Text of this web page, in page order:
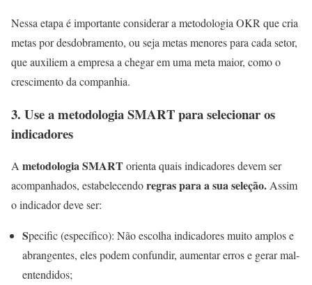
Nessa etapa é importante considerar a metodologia OKR que cria
metas por desdobramento, ou seja metas menores para cada setor,
que auxiliem a empresa a chegar em uma meta maior, como o
crescimento da companhia.
3. Use a metodologia SMART para selecionar os
indicadores
A metodologia SMARTorienta quais indicadores devem ser
acompanhados, estabelecendoregras para a sua seleção.Assim
o indicador deve ser:
Specific (específico): Não escolha indicadores muito amplos e
abrangentes, eles podem confundir, aumentar erros e gerar mal-
entendidos;